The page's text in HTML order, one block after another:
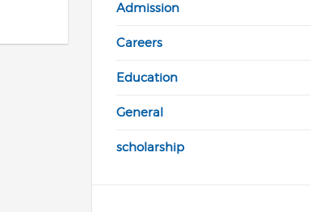
Admission
Careers
Education
General
scholarship